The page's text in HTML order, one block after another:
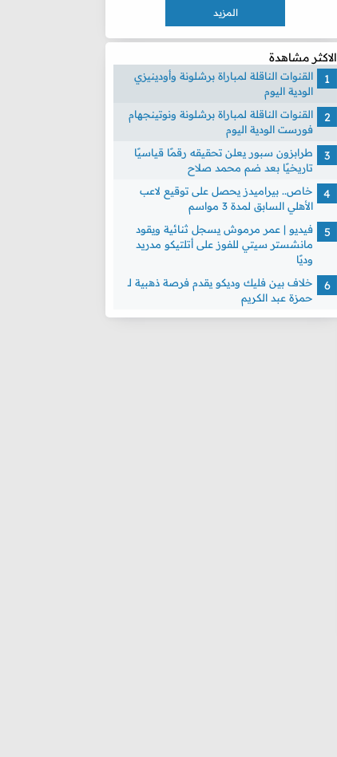
المزيد
الاكثر مشاهدة
القنوات الناقلة لمباراة برشلونة وأودينيزي
الودية اليوم
القنوات الناقلة لمباراة برشلونة ونوتينجهام
فورست الودية اليوم
طرابزون سبور يعلن تحقيقه رقمًا قياسيًا
تاريخيًا بعد ضم محمد صلاح
خاص.. بيراميدز يحصل على توقيع لاعب
الأهلي السابق لمدة 3 مواسم
فيديو | عمر مرموش يسجل ثنائية ويقود
مانشستر سيتي للفوز على أتلتيكو مدريد
وديًا
خلاف بين فليك وديكو يقدم فرصة ذهبية لـ
حمزة عبد الكريم